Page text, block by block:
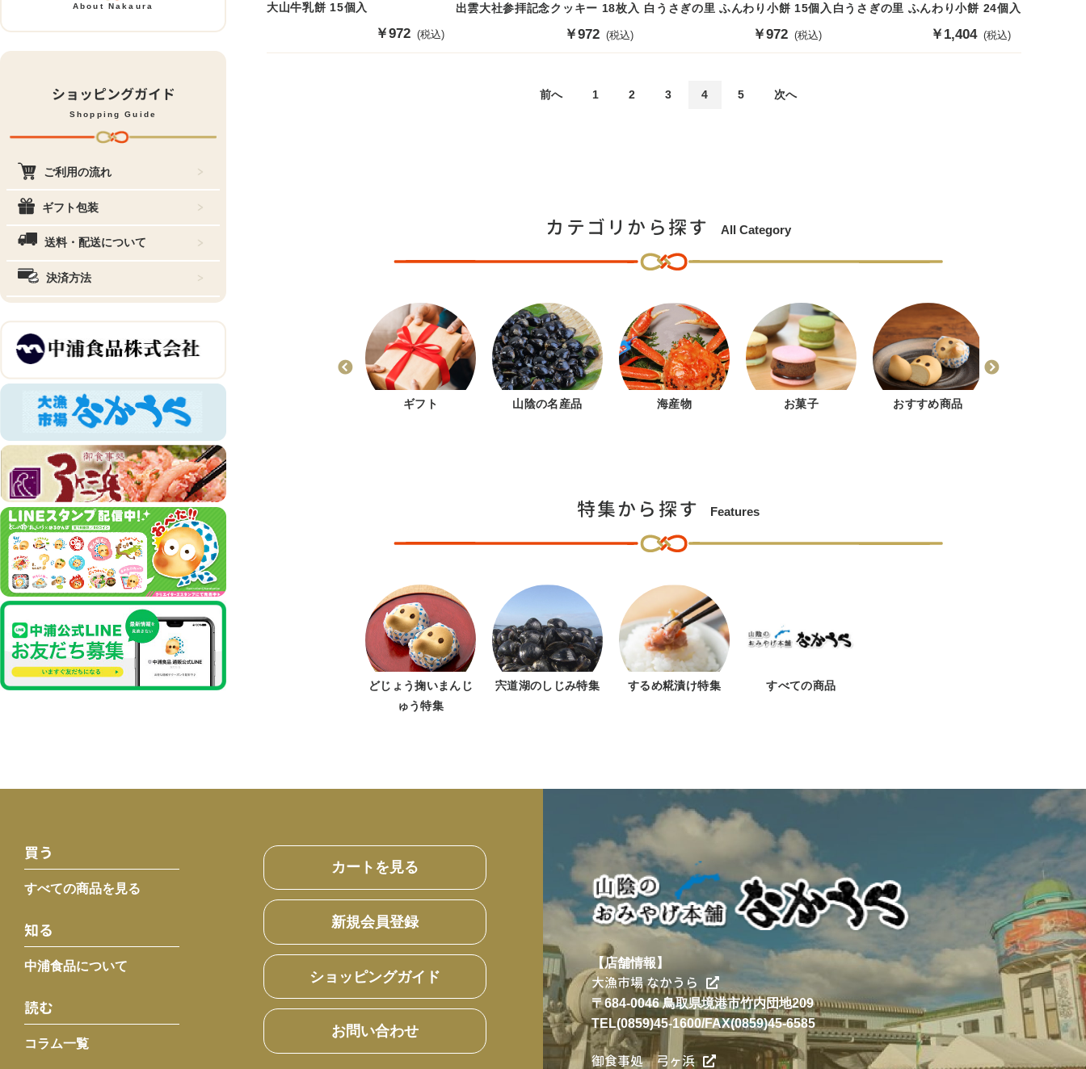
About Nakaura
ショッピングガイド
Shopping Guide
ご利用の流れ
ギフト包装
送料・配送について
決済方法
大山牛乳餅 15個入
販
￥972 (税込)
出雲大社参拝記念クッキー 18枚入
販
￥972 (税込)
白うさぎの里 ふんわり小餅 15個入
販
￥972 (税込)
白うさぎの里 ふんわり小餅 24個入
販
￥1,404 (税込)
前へ 1 2 3 4 5 次へ
カテゴリから探す All Category
お菓子 おすすめ商品 ギフト 山陰の名産品 海産物 お菓子 おすすめ商品
特集から探す Features
どじょう掬いまんじ
ゅう特集
宍道湖のしじみ特集 するめ糀漬け特集 すべての商品
買う
すべての商品を見る
知る
中浦食品について
読む
コラム一覧
カートを見る
新規会員登録
ショッピングガイド
お問い合わせ
【店舗情報】
大漁市場 なかうら
〒684-0046 鳥取県境港市竹内団地209
TEL(0859)45-1600/FAX(0859)45-6585
御食事処 弓ヶ浜